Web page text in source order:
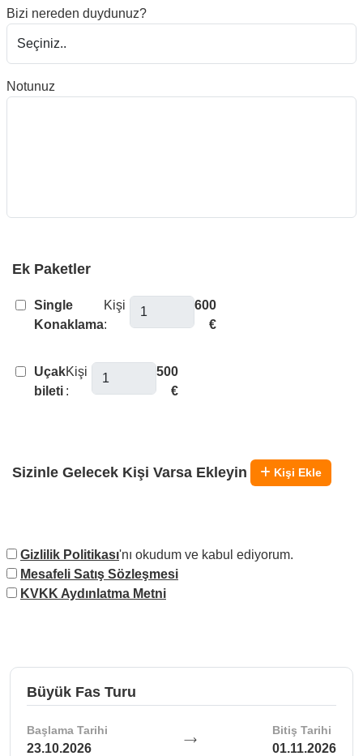
Bizi nereden duydunuz?
Notunuz
Ek Paketler
Single
Konaklama
Kişi
:
600
€
Uçak
bileti
Kişi
:
500
€
Sizinle Gelecek Kişi Varsa Ekleyin Kişi Ekle
Gizlilik Politikası'nı okudum ve kabul ediyorum.
Mesafeli Satış Sözleşmesi
KVKK Aydınlatma Metni
Büyük Fas Turu
Başlama Tarihi
23.10.2026
Bitiş Tarihi
01.11.2026